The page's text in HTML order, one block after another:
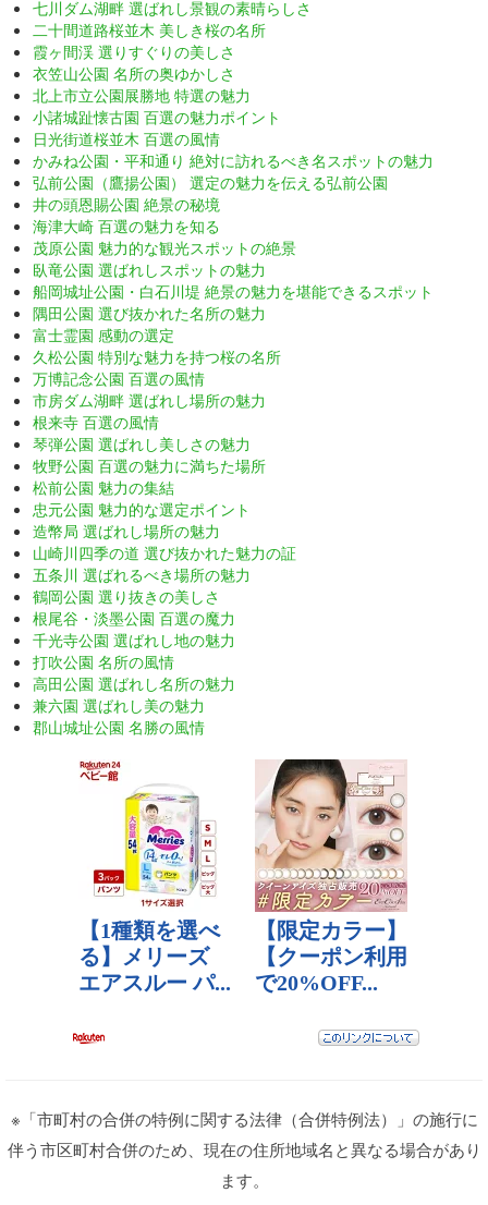
七川ダム湖畔 選ばれし景観の素晴らしさ
二十間道路桜並木 美しき桜の名所
霞ヶ間渓 選りすぐりの美しさ
衣笠山公園 名所の奥ゆかしさ
北上市立公園展勝地 特選の魅力
小諸城趾懐古園 百選の魅力ポイント
日光街道桜並木 百選の風情
かみね公園・平和通り 絶対に訪れるべき名スポットの魅力
弘前公園（鷹揚公園） 選定の魅力を伝える弘前公園
井の頭恩賜公園 絶景の秘境
海津大崎 百選の魅力を知る
茂原公園 魅力的な観光スポットの絶景
臥竜公園 選ばれしスポットの魅力
船岡城址公園・白石川堤 絶景の魅力を堪能できるスポット
隅田公園 選び抜かれた名所の魅力
富士霊園 感動の選定
久松公園 特別な魅力を持つ桜の名所
万博記念公園 百選の風情
市房ダム湖畔 選ばれし場所の魅力
根来寺 百選の風情
琴弾公園 選ばれし美しさの魅力
牧野公園 百選の魅力に満ちた場所
松前公園 魅力の集結
忠元公園 魅力的な選定ポイント
造幣局 選ばれし場所の魅力
山崎川四季の道 選び抜かれた魅力の証
五条川 選ばれるべき場所の魅力
鶴岡公園 選り抜きの美しさ
根尾谷・淡墨公園 百選の魔力
千光寺公園 選ばれし地の魅力
打吹公園 名所の風情
高田公園 選ばれし名所の魅力
兼六園 選ばれし美の魅力
郡山城址公園 名勝の風情
※「市町村の合併の特例に関する法律（合併特例法）」の施行に
伴う市区町村合併のため、現在の住所地域名と異なる場合があり
ます。